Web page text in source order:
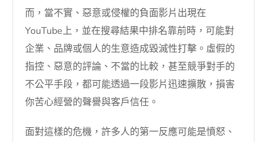
而，當不實、惡意或侵權的負面影片出現在
YouTube上，並在搜尋結果中排名靠前時，可能對
企業、品牌或個人的生意造成毀滅性打擊。虛假的
指控、惡意的評論、不當的比較，甚至競爭對手的
不公平手段，都可能透過一段影片迅速擴散，損害
你苦心經營的聲譽與客戶信任。
面對這樣的危機，許多人的第一反應可能是憤怒、